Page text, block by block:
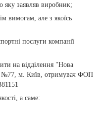
яку заявляв виробник;
вимогам, але з якоїсь
послуги компанії
на відділення "Нова
№77, м. Київ, отримувач ФОП
а саме: